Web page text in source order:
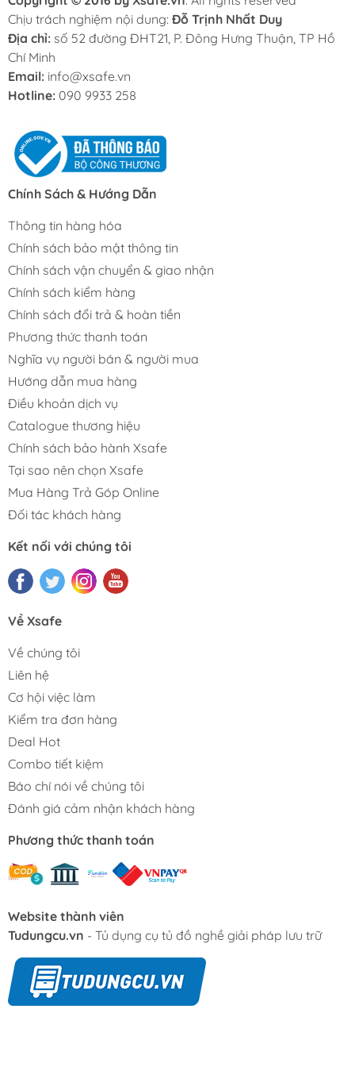
Chịu trách nghiệm nội dung: Đỗ Trịnh Nhất Duy
Địa chỉ: số 52 đường ĐHT21, P. Đông Hưng Thuận, TP Hồ
Chí Minh
Email: info@xsafe.vn
Hotline: 090 9933 258
Chính Sách & Hướng Dẫn
Thông tin hàng hóa
Chính sách bảo mật thông tin
Chính sách vận chuyển & giao nhận
Chính sách kiểm hàng
Chính sách đổi trả & hoàn tiền
Phương thức thanh toán
Nghĩa vụ người bán & người mua
Hướng dẫn mua hàng
Điều khoản dịch vụ
Catalogue thương hiệu
Chính sách bảo hành Xsafe
Tại sao nên chọn Xsafe
Mua Hàng Trả Góp Online
Đối tác khách hàng
Kết nối với chúng tôi
Về Xsafe
Về chúng tôi
Liên hệ
Cơ hội việc làm
Kiểm tra đơn hàng
Deal Hot
Combo tiết kiệm
Báo chí nói về chúng tôi
Đánh giá cảm nhận khách hàng
Phương thức thanh toán
Website thành viên
Tudungcu.vn - Tủ dụng cụ tủ đồ nghề giải pháp lưu trữ